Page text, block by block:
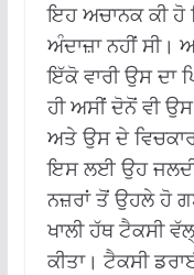
ਇਹ ਅਚਾਨਕ ਕੀ ਹੋ
ਅੰਦਾਜ਼ਾ ਨਹੀਂ ਸੀ।
ਇੱਕੋ ਵਾਰੀ ਉਸ ਦਾ
ਹੀ ਅਸੀਂ ਦੋਨੋਂ ਵੀ
ਅਤੇ ਉਸ ਦੇ
ਇਸ ਲਈ ਉਹ ਜਲਦੀ
ਨਜ਼ਰਾਂ ਤੋਂ ਉਹਲੇ ਹੋ
ਖਾਲੀ ਹੱਥ ਟੈਕਸੀ
ਕੀਤਾ। ਟੈਕਸੀ